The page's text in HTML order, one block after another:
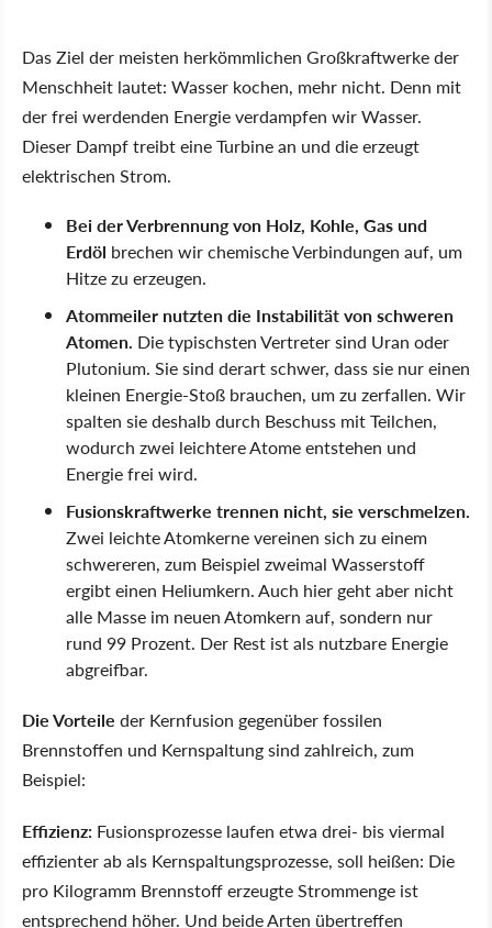
Das Ziel der meisten herkömmlichen Großkraftwerke der
Menschheit lautet: Wasser kochen, mehr nicht. Denn mit
der frei werdenden Energie verdampfen wir Wasser.
Dieser Dampf treibt eine Turbine an und die erzeugt
elektrischen Strom.
Bei der Verbrennung von Holz, Kohle, Gas und
Erdöl brechen wir chemische Verbindungen auf, um
Hitze zu erzeugen.
Atommeiler nutzten die Instabilität von schweren
Atomen. Die typischsten Vertreter sind Uran oder
Plutonium. Sie sind derart schwer, dass sie nur einen
kleinen Energie-Stoß brauchen, um zu zerfallen. Wir
spalten sie deshalb durch Beschuss mit Teilchen,
wodurch zwei leichtere Atome entstehen und
Energie frei wird.
Fusionskraftwerke trennen nicht, sie verschmelzen.
Zwei leichte Atomkerne vereinen sich zu einem
schwereren, zum Beispiel zweimal Wasserstoff
ergibt einen Heliumkern. Auch hier geht aber nicht
alle Masse im neuen Atomkern auf, sondern nur
rund 99 Prozent. Der Rest ist als nutzbare Energie
abgreifbar.
Die Vorteile der Kernfusion gegenüber fossilen
Brennstoffen und Kernspaltung sind zahlreich, zum
Beispiel:
Effizienz: Fusionsprozesse laufen etwa drei- bis viermal
effizienter ab als Kernspaltungsprozesse, soll heißen: Die
pro Kilogramm Brennstoff erzeugte Strommenge ist
entsprechend höher. Und beide Arten übertreffen